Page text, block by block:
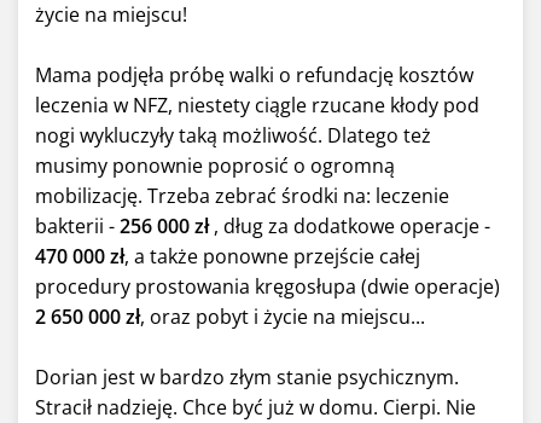
życie na miejscu!
Mama podjęła próbę walki o refundację kosztów
leczenia w NFZ, niestety ciągle rzucane kłody pod
nogi wykluczyły taką możliwość. Dlatego też
musimy ponownie poprosić o ogromną
mobilizację. Trzeba zebrać środki na: leczenie
bakterii -256 000 zł, dług za dodatkowe operacje -
470 000 zł, a także ponowne przejście całej
procedury prostowania kręgosłupa (dwie operacje)
2 650 000 zł, oraz pobyt i życie na miejscu...
Dorian jest w bardzo złym stanie psychicznym.
Stracił nadzieję. Chce być już w domu. Cierpi. Nie